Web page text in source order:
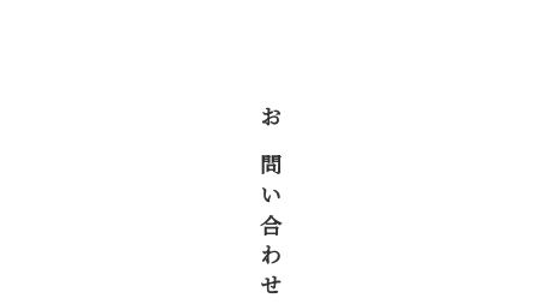
お問い合わせ